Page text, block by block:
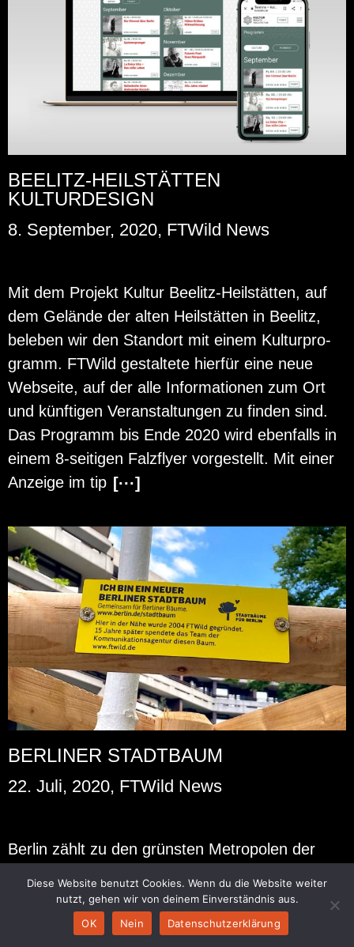
BEELITZ-HEILSTÄTTEN
KULTURDESIGN
8. September, 2020, FTWild News
Mit dem Pro­jekt Kul­tur Bee­litz-Heil­stät­ten, auf
dem Ge­län­de der alten Heil­stät­ten in Bee­litz,
be­le­ben wir den Stand­ort mit einem Kul­tur­pro­
gramm. FT­Wild ge­stal­te­te hier­für eine neue
Web­sei­te, auf der alle In­for­ma­tio­nen zum Ort
und künf­ti­gen Ver­an­stal­tun­gen zu fin­den sind.
Das Pro­gramm bis Ende 2020 wird eben­falls in
einem 8-sei­ti­gen Falz­fly­er vor­ge­stellt. Mit einer
An­zei­ge im tip [···]
BERLINER STADTBAUM
22. Juli, 2020, FTWild News
Ber­lin zählt zu den grüns­ten Me­tro­po­len der
die Luft­qua­li­tät in Städ­ten wei­ter zu stei­gern.
Bäume sind in die­ser Hin­sicht wahre Hel­den, sie
Diese Website benutzt Cookies. Wenn du die Website weiter
nutzt, gehen wir von deinem Einverständnis aus.
OK
Nein Datenschutzerklärung